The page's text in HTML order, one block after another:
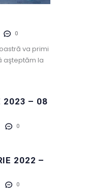
0
va primi
aşteptăm la
2023 – 08
0
2022 –
0